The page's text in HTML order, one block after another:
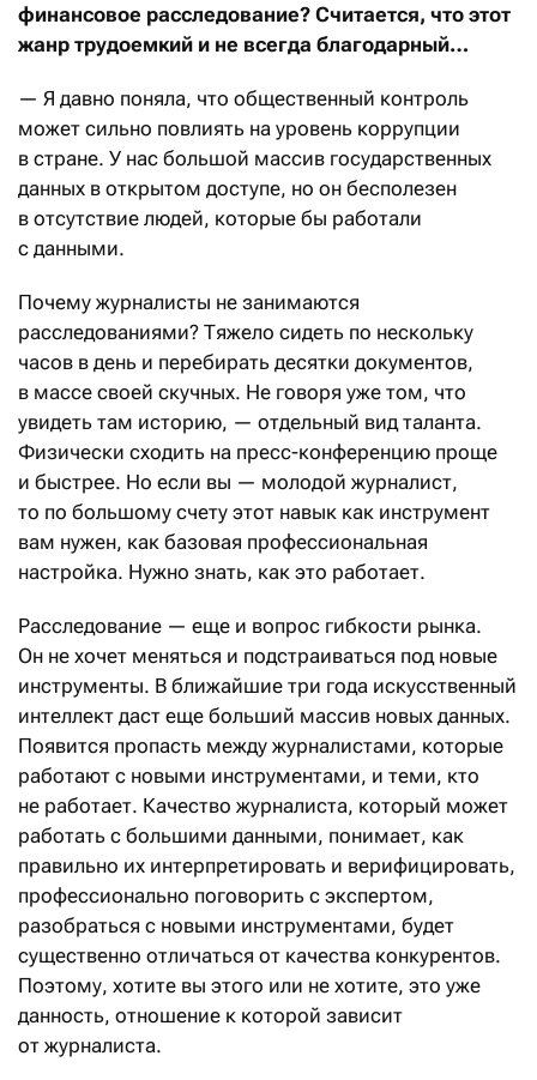
финансовое расследование? Считается, что этот
жанр трудоемкий и не всегда благодарный…
— Я давно поняла, что общественный контроль
может сильно повлиять на уровень коррупции
в стране. У нас большой массив государственных
данных в открытом доступе, но он бесполезен
в отсутствие людей, которые бы работали
с данными.
Почему журналисты не занимаются
расследованиями? Тяжело сидеть по нескольку
часов в день и перебирать десятки документов,
в массе своей скучных. Не говоря уже том, что
увидеть там историю, — отдельный вид таланта.
Физически сходить на пресс-конференцию проще
и быстрее. Но если вы — молодой журналист,
то по большому счету этот навык как инструмент
вам нужен, как базовая профессиональная
настройка. Нужно знать, как это работает.
Расследование — еще и вопрос гибкости рынка.
Он не хочет меняться и подстраиваться под новые
инструменты. В ближайшие три года искусственный
интеллект даст еще больший массив новых данных.
Появится пропасть между журналистами, которые
работают с новыми инструментами, и теми, кто
не работает. Качество журналиста, который может
работать с большими данными, понимает, как
правильно их интерпретировать и верифицировать,
профессионально поговорить с экспертом,
разобраться с новыми инструментами, будет
существенно отличаться от качества конкурентов.
Поэтому, хотите вы этого или не хотите, это уже
данность, отношение к которой зависит
от журналиста.